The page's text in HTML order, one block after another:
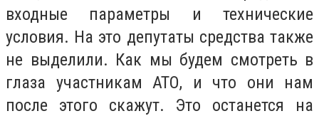
входные параметры и технические
условия. На это депутаты средства также
не выделили. Как мы будем смотреть в
глаза участникам АТО, и что они нам
после этого скажут. Это останется на